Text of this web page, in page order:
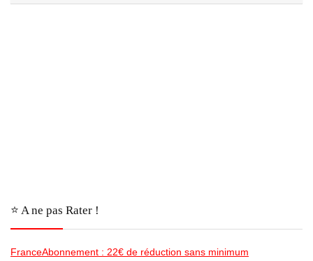
⭐️ A ne pas Rater !
FranceAbonnement : 22€ de réduction sans minimum